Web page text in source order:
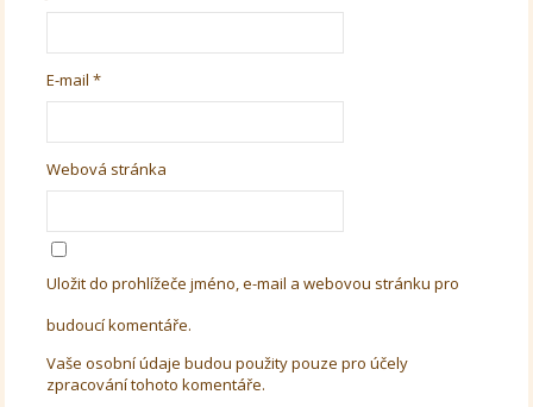
E-mail*
Webová stránka
Uložit do prohlížeče jméno, e-mail a webovou stránku pro
budoucí komentáře.
Vaše osobní údaje budou použity pouze pro účely
zpracování tohoto komentáře.